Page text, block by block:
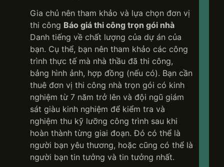
Gia chủ nên tham khảo và lựa chọn đơn vị
thi công Báo giá thi công trọn gói nhà
Danh tiếng về chất lượng của dự án của
bạn. Cụ thể, bạn nên tham khảo các công
trình thực tế mà nhà thầu đã thi công,
bảng hình ảnh, hợp đồng (nếu có). Bạn cần
thuê đơn vị thi công nhà trọn gói có kinh
nghiệm từ 7 năm trở lên và đội ngũ giám
sát giàu kinh nghiệm để kiểm tra và
nghiệm thu kỹ lưỡng công trình sau khi
hoàn thành từng giai đoạn. Đó có thể là
người bạn yêu thương, hoặc cũng có thể là
người bạn tin tưởng và tin tưởng nhất.